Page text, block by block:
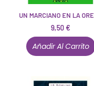
UN MARCIANO EN LA
9,50€
Añadir Al Carrito